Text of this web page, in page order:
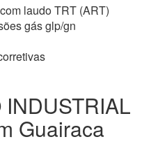
laudo TRT (ART)
gás glp/gn
INDUSTRIAL
Guairaca